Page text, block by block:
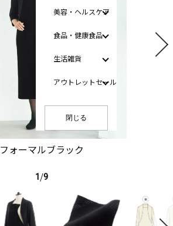
美容・ヘルスケア
食品・健康食品
生活雑貨
アウトレットセール
閉じる
フォーマルブラック
1/9